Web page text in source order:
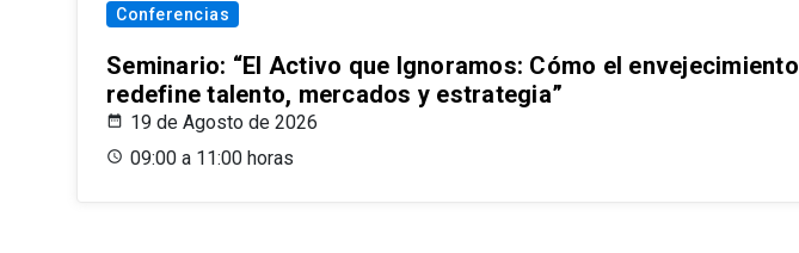
Conferencias
Seminario: “El Activo que Ignoramos: Cómo el envejecimiento
redefine talento, mercados y estrategia”
19 de Agosto de 2026
09:00 a 11:00 horas